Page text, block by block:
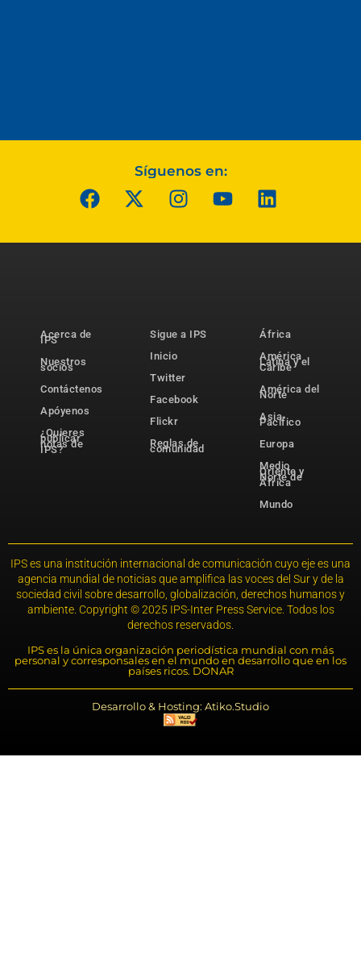
Síguenos en:
Acerca de
IPS
Nuestros
socios
Contáctenos
Apóyenos
¿Quieres
publicar
notas de
IPS?
Sigue a IPS
Inicio
Twitter
Facebook
Flickr
Reglas de
comunidad
África
América
Latina y el
Caribe
América del
Norte
Asia-
Pacífico
Europa
Medio
Oriente y
Norte de
África
Mundo
IPS es una institución internacional de comunicación cuyo eje es una
agencia mundial de noticias que amplifica las voces del Sur y de la
sociedad civil sobre desarrollo, globalización, derechos humanos y
ambiente. Copyright © 2025 IPS-Inter Press Service. Todos los
derechos reservados.
IPS es la única organización periodística mundial con más
personal y corresponsales en el mundo en desarrollo que en los
países ricos. DONAR
Desarrollo & Hosting: Atiko.Studio